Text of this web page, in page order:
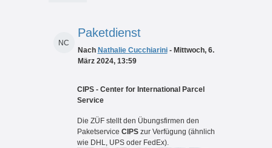
NC
Paketdienst
Nach Nathalie Cucchiarini- Mittwoch, 6.
März 2024, 13:59
CIPS - Center for International Parcel
Service
Die ZÜF stellt den Übungsfirmen den
Paketservice CIPS zur Verfügung (ähnlich
wie DHL, UPS oder FedEx).